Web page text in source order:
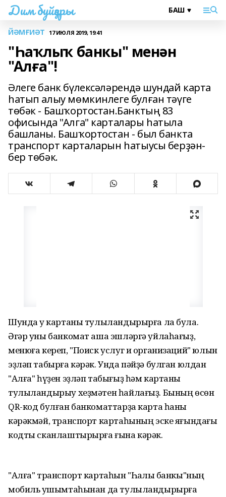
Дим буйҙары
ЙӘМҒИӘТ 17 ИЮЛЯ 2019, 19:41
"Һаҡлыҡ банкы" менән
"Алға"!
Әлеге банк бүлексәләрендә шундай карта
һатып алыу мөмкинлеге булған тәүге
төбәк - Башҡортостан.Банктың 83
офисында "Алга" карталары һатыла
башланы. Башҡортостан - был банкта
транспорт карталарын һатыусы берҙән-
бер төбәк.
Шунда уҡ картаны тулыландырырға ла була.
Әгәр уны банкомат аша эшләргә уйлаһағыҙ,
менюға кереп, "Поиск услуг и организаций" юлын
эҙләп табырға кәрәк. Унда пәйҙә булган юлдан
"Алға" һүҙен эҙләп табығыҙ һәм картаны
тулыландырыу хеҙмәтен һайлағыҙ. Бының өсөн
QR-код булған банкоматтарҙа карта һаны
кәрәкмәй, транспорт картаһының эске яғындағы
кодты сканлаштырырға ғына кәрәк.
"Алға" транспорт картаһын "Һаҡлыҡ банкы"ның
мобиль ҡушымтаһынан да тулыландырырға